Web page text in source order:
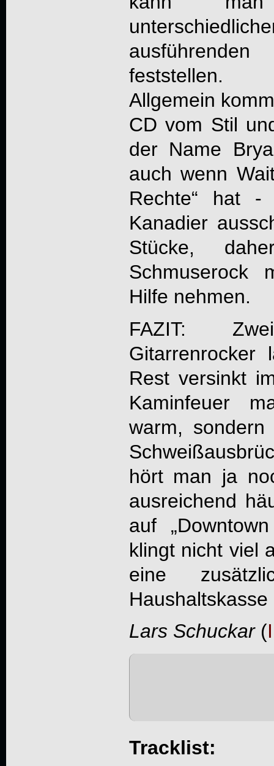
feststellen.
Allgemein
CD vom Stil
der Name
auch wenn
Rechte“ hat
Kanadier
Stücke,
Schmuserock
Hilfe nehmen.
FAZIT:
Gitarrenrocker
Rest versinkt
Kaminfeuer
warm,
hört man ja
ausreichend
auf „
klingt nicht viel
eine
Lars Schuckar(
Tracklist: